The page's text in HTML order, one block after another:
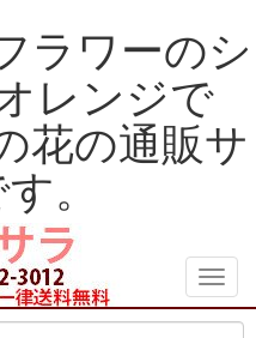
ラワーのシ
レンジで
花の通販サ
。